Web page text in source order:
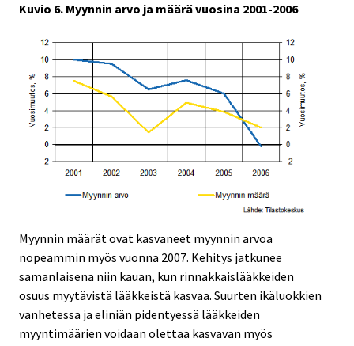
Kuvio 6. Myynnin arvo ja määrä vuosina 2001-2006
Myynnin määrät ovat kasvaneet myynnin arvoa
nopeammin myös vuonna 2007. Kehitys jatkunee
samanlaisena niin kauan, kun rinnakkaislääkkeiden
osuus myytävistä lääkkeistä kasvaa. Suurten ikäluokkien
vanhetessa ja eliniän pidentyessä lääkkeiden
myyntimäärien voidaan olettaa kasvavan myös